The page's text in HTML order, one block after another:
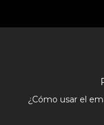
¿Cómo usar el